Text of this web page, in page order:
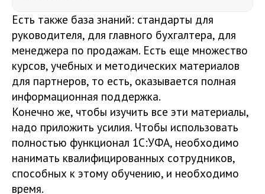
Есть также база знаний: стандарты для
руководителя, для главного бухгалтера, для
менеджера по продажам. Есть еще множество
курсов, учебных и методических материалов
для партнеров, то есть, оказывается полная
информационная поддержка.
Конечно же, чтобы изучить все эти материалы,
надо приложить усилия. Чтобы использовать
полностью функционал 1С:УФА, необходимо
нанимать квалифицированных сотрудников,
способных к этому обучению, и необходимо
время.